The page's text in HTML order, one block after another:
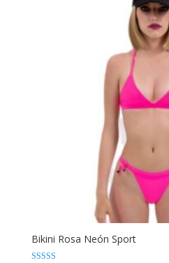
Bikini Rosa Neón Sport